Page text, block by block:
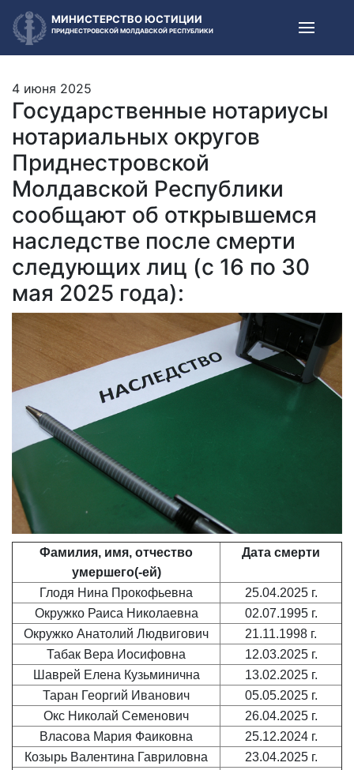
МИНИСТЕРСТВО ЮСТИЦИИ
ПРИДНЕСТРОВСКОЙ МОЛДАВСКОЙ РЕСПУБЛИКИ
4 июня 2025
Государственные нотариусы
нотариальных округов
Приднестровской
Молдавской Республики
сообщают об открывшемся
наследстве после смерти
следующих лиц (c 16 по 30
мая 2025 года):
Фамилия, имя, отчество
умершего(-ей)
Дата смерти
Глодя Нина Прокофьевна
25.04.2025 г.
Окружко Раиса Николаевна
02.07.1995 г.
Окружко Анатолий Людвигович
21.11.1998 г.
Табак Вера Иосифовна
12.03.2025 г.
Шаврей Елена Кузьминична
13.02.2025 г.
Таран Георгий Иванович
05.05.2025 г.
Окс Николай Семенович
26.04.2025 г.
Власова Мария Фаиковна
25.12.2024 г.
Козырь Валентина Гавриловна
23.04.2025 г.